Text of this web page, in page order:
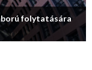
folytatására